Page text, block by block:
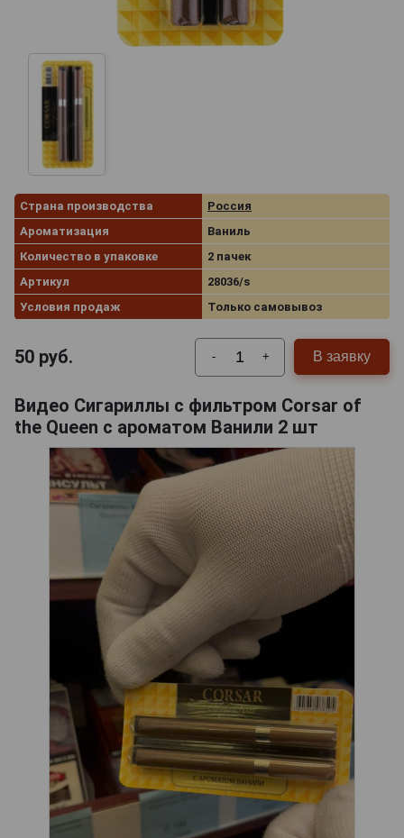
Страна производства
Россия
Ароматизация
Ваниль
Количество в упаковке
2 пачек
Артикул
28036/s
Условия продаж
Только самовывоз
50 руб. - + В заявку
Видео Сигариллы с фильтром Corsar of
the Queen с ароматом Ванили 2 шт